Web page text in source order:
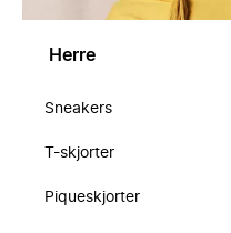
Herre
Sneakers
T-skjorter
Piqueskjorter